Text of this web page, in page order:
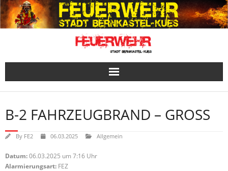
Skip
to
content
B-2 FAHRZEUGBRAND – GROSS
By FE2 06.03.2025 Allgemein
Datum:06.03.2025 um 7:16 Uhr
Alarmierungsart: FEZ